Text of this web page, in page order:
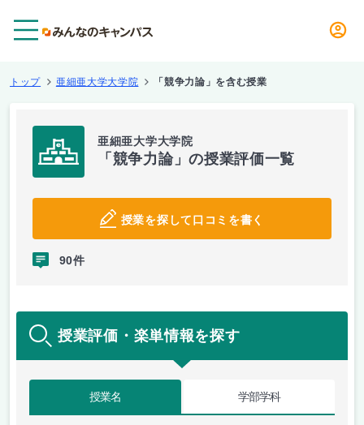
トップ 亜細亜大学大学院 「競争力論」を含む授業
亜細亜大学大学院
「競争力論」の授業評価一覧
授業を探して口コミを書く
90件
授業評価・楽単情報を探す
授業名 学部学科